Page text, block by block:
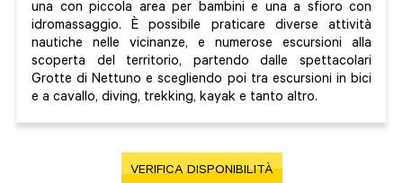
una con piccola area per bambini e una a sfioro con
idromassaggio. È possibile praticare diverse attività
nautiche nelle vicinanze, e numerose escursioni alla
scoperta del territorio, partendo dalle spettacolari
Grotte di Nettuno e scegliendo poi tra escursioni in bici
e a cavallo, diving, trekking, kayak e tanto altro.
VERIFICA DISPONIBILITÀ